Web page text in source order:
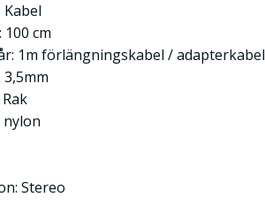
cm
1m förlängningskabel / adapterkabel
nylon
Stereo